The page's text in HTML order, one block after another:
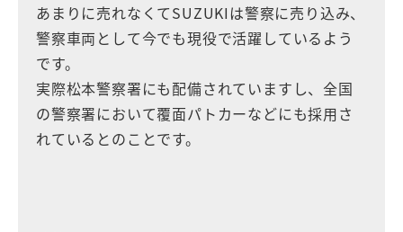
あまりに売れなくてSUZUKIは警察に売り込み、
警察車両として今でも現役で活躍しているよう
です。
実際松本警察署にも配備されていますし、全国
の警察署において覆面パトカーなどにも採用さ
れているとのことです。